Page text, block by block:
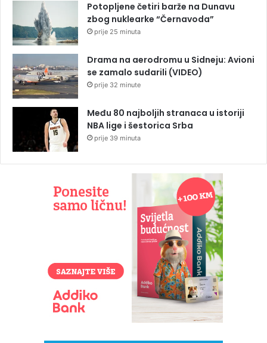
Potopljene četiri barže na Dunavu
zbog nuklearke “Černavoda”
prije 25 minuta
Drama na aerodromu u Sidneju: Avioni
se zamalo sudarili (VIDEO)
prije 32 minute
Među 80 najboljih stranaca u istoriji
NBA lige i šestorica Srba
prije 39 minuta